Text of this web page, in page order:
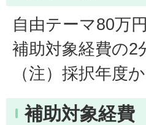
自由テーマ80万
補助対象経費の2
（注）採択年度
補助対象経費